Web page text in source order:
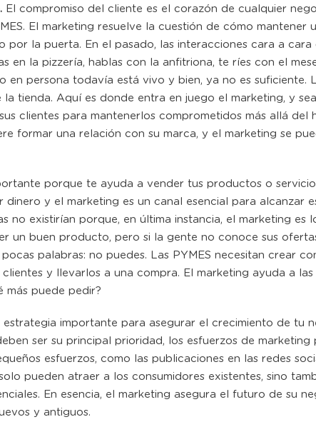
El compromiso del cliente es el corazón de cualquier
El marketing resuelve la cuestión de cómo mantener
por la puerta. En el pasado, las interacciones cara a
en la pizzería, hablas con la anfitriona, te ríes con el
en persona todavía está vivo y bien, ya no es suficiente.
tienda. Aquí es donde entra en juego el marketing, y
clientes para mantenerlos comprometidos más allá del
formar una relación con su marca, y el marketing se
porque te ayuda a vender tus productos o
dinero y el marketing es un canal esencial para alcanzar
no existirían porque, en última instancia, el marketing es
un buen producto, pero si la gente no conoce sus
palabras: no puedes. Las PYMES necesitan crear
y llevarlos a una compra. El marketing ayuda a
más puede pedir?
estrategia importante para asegurar el crecimiento de tu
ser su principal prioridad, los esfuerzos de marketing
esfuerzos, como las publicaciones en las redes
pueden atraer a los consumidores existentes, sino
En esencia, el marketing asegura el futuro de su
y antiguos.